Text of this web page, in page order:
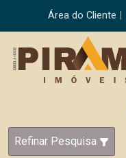
Área do Cliente
Refinar Pesquisa